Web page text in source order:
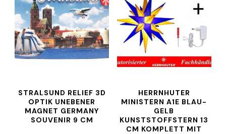
STRALSUND RELIEF 3D
OPTIK UNEBENER
MAGNET GERMANY
SOUVENIR 9 CM
HERRNHUTER
MINISTERN A1E BLAU-
GELB
KUNSTSTOFFSTERN 13
CM KOMPLETT MIT